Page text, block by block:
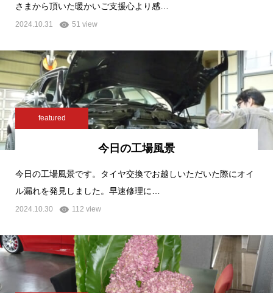
さまから頂いた暖かいご支援心より感…
2024.10.31 51 view
featured
今日の工場風景
今日の工場風景です。タイヤ交換でお越しいただいた際にオイ
ル漏れを発見しました。早速修理に…
2024.10.30 112 view